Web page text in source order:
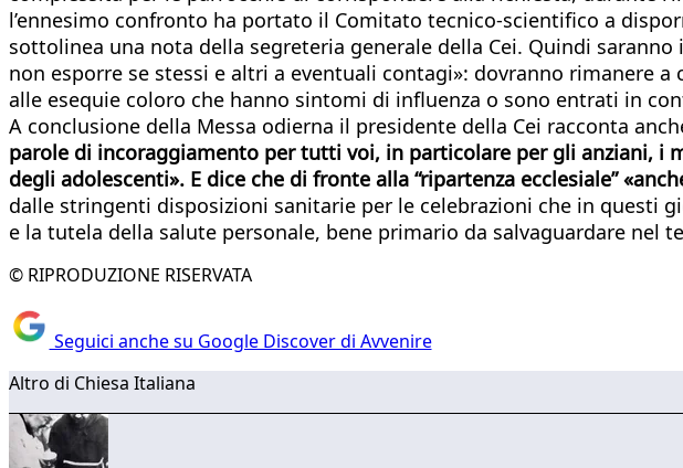
l’ennesimo confronto ha portato il Comitato tecnico-scientifico a
sottolinea una nota della segreteria generale della Cei. Quindi
non esporre se stessi e altri a eventuali contagi»: dovranno rimanere
alle esequie coloro che hanno sintomi di influenza o sono entrati in
A conclusione della Messa odierna il presidente della Cei racconta
parole di incoraggiamento per tutti voi, in particolare per gli anziani,
degli adolescenti». E dice che di fronte alla “ripartenza ecclesiale”
dalle stringenti disposizioni sanitarie per le celebrazioni che in
e la tutela della salute personale, bene primario da salvaguardare nel
© RIPRODUZIONE RISERVATA
Seguici anche su Google Discover di Avvenire
Altro di Chiesa Italiana